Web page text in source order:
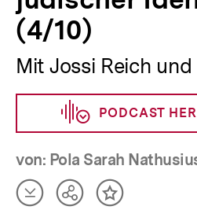
(4/10)
Mit Jossi Reich
PODCAST
von: Pola Sarah
Artikel
herunterladen
TeilenInhalt